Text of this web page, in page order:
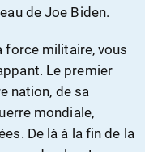
de Joe Biden.
force militaire, vous
Le premier
nation, de sa
mondiale,
De là à la fin de la